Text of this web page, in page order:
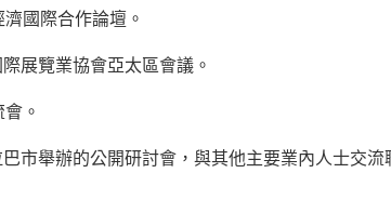
國際合作論壇。
展覽業協會亞太區會議。
。
市舉辦的公開研討會，與其他主要業內人士交流